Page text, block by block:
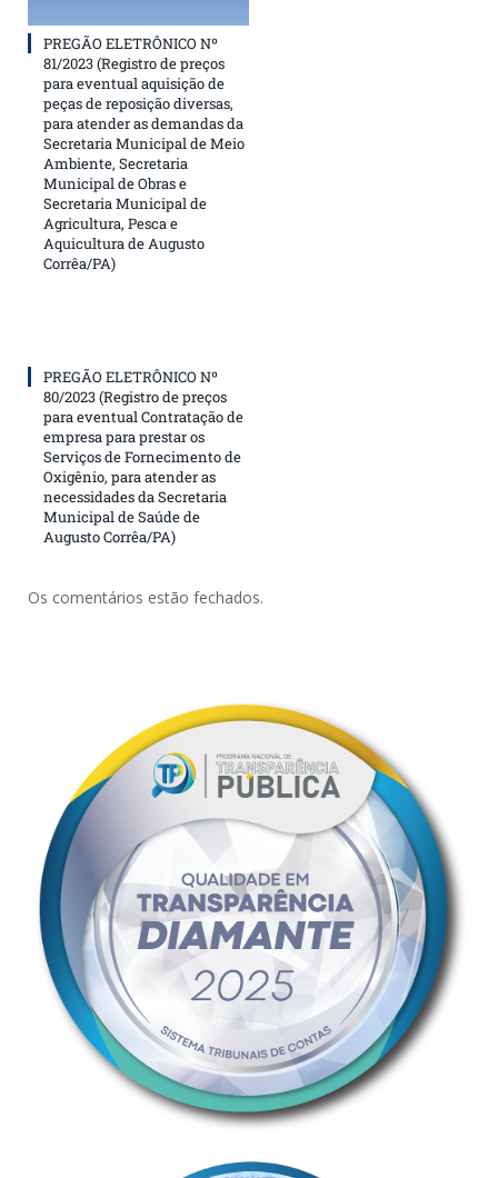
PREGÃO ELETRÔNICO Nº
81/2023 (Registro de preços
para eventual aquisição de
peças de reposição diversas,
para atender as demandas da
Secretaria Municipal de Meio
Ambiente, Secretaria
Municipal de Obras e
Secretaria Municipal de
Agricultura, Pesca e
Aquicultura de Augusto
Corrêa/PA)
PREGÃO ELETRÔNICO Nº
80/2023 (Registro de preços
para eventual Contratação de
empresa para prestar os
Serviços de Fornecimento de
Oxigênio, para atender as
necessidades da Secretaria
Municipal de Saúde de
Augusto Corrêa/PA)
Os comentários estão fechados.